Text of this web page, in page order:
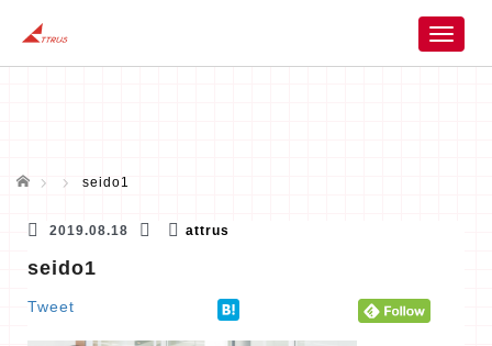
T
ホーム seido1
2019.08.18 attrus
seido1
Tweet